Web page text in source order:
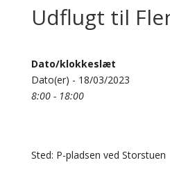
Udflugt til
Dato/klokkeslæt
Dato(er) - 18/03/2023
8:00 - 18:00
Sted: P-pladsen ved Storstuen